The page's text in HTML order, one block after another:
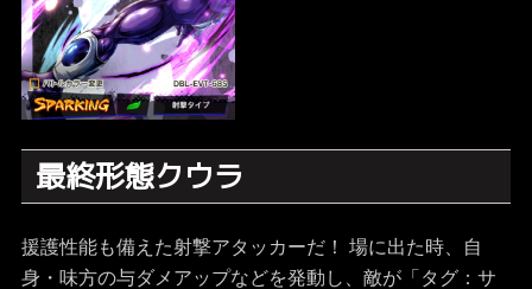
最終形態クウラ
援護性能も備えた射撃アタッカーだ！ 場に出た時、自
身・味方の与ダメアップなどを発動し、敵が「タグ：サ